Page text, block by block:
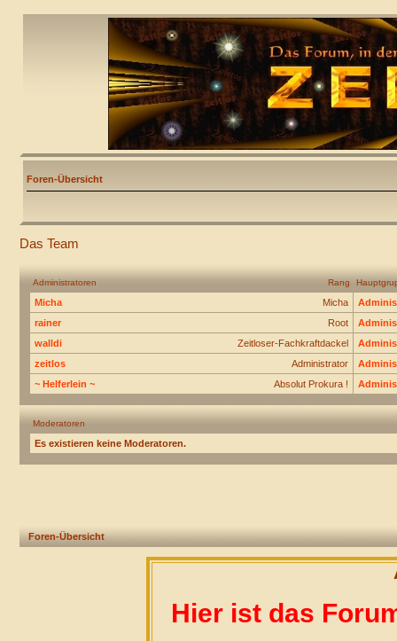
Foren-Übersicht
Das Team
Rang
Administratoren
Micha
Micha
Root
rainer
Zeitloser-Fachkraftdackel
walldi
Administrator
zeitlos
Absolut Prokura !
~ Helferlein ~
Moderatoren
Es existieren keine Moderatoren.
Foren-Übersicht
Hier ist das